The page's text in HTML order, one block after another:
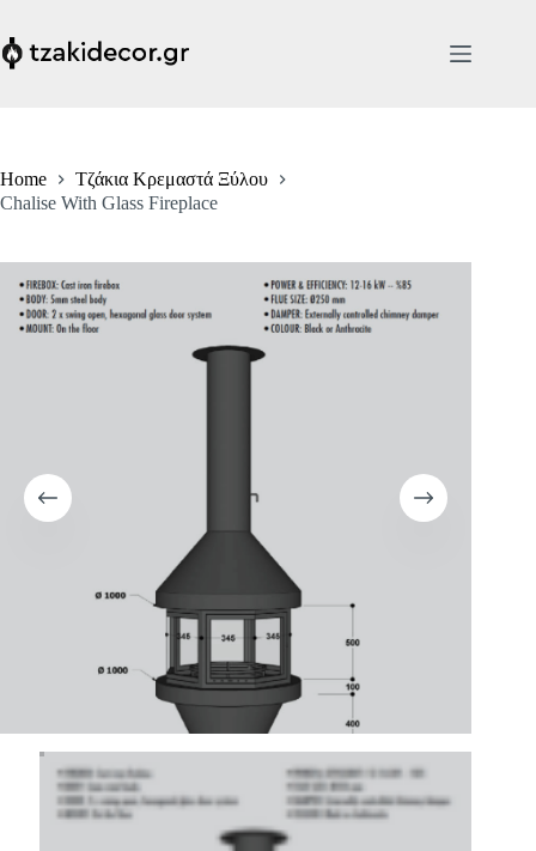
content
Home
Τζάκια Κρεμαστά Ξύλου
Chalise With Glass Fireplace